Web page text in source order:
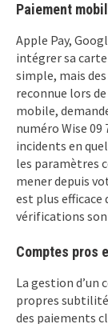
Paiement
Apple Pay,
intégrer sa
simple, mais
reconnue lors
mobile,
numéro Wise 09
incidents en
les paramètres
mener depuis
est plus efficace
vérifications
Comptes pros
La gestion
propres
des paiements